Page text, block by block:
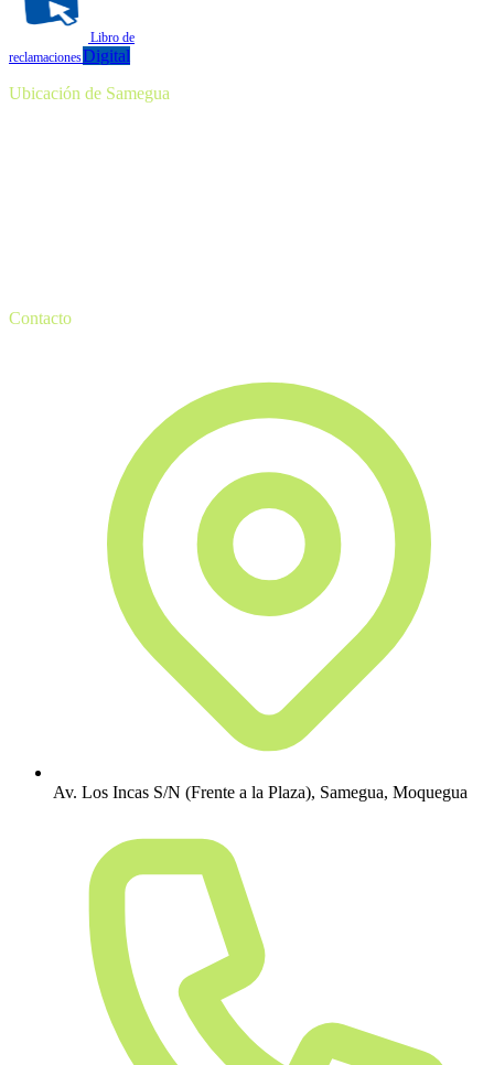
Libro de
reclamacionesDigital
Ubicación de Samegua
Contacto
Av. Los Incas S/N (Frente a la Plaza), Samegua, Moquegua